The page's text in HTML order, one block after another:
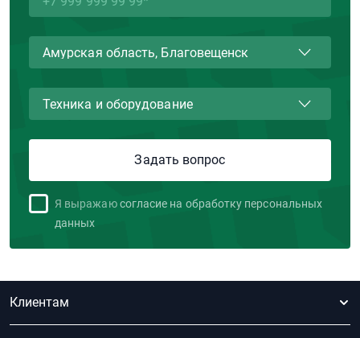
Я выражаю согласие на обработку персональных
данных
Клиентам